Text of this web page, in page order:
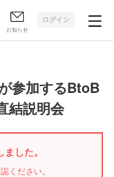
お知らせ
ログイン
参加するBtoB
結説明会
した。
ください。